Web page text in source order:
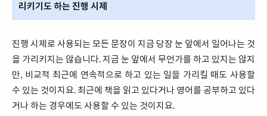
리키기도 하는 진행 시제
진행 시제로 사용되는 모든 문장이 지금 당장 눈 앞에서 일어나는 것
을 가리키지는 않습니다. 지금 눈 앞에서 무언가를 하고 있지는 않지
만, 비교적 최근에 연속적으로 하고 있는 일을 가리킬 때도 사용할
수 있는 것이지요. 최근에 책을 읽고 있다거나 영어를 공부하고 있다
거나 하는 경우에도 사용할 수 있는 것이지요.